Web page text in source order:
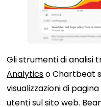
Gli strumenti di analisi
Analyticso Chartbeat
visualizzazioni di
utenti sul sito web.